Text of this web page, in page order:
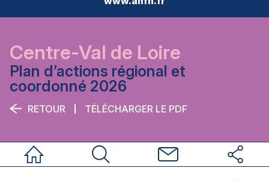
Accueil Rechercher Nous contacter Réseaux
Centre-Val de Loire
Plan d’actions régional et
coordonné 2026
RETOUR TÉLÉCHARGER LE PDF